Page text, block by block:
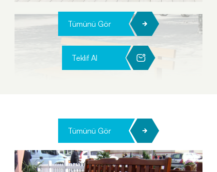
Tümünü Gör
Teklif Al
Tümünü Gör